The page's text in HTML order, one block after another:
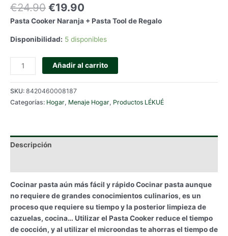
€24.90 El
precio
original
era:
€19.90
precio
es:
Pasta Cooker Naranja + Pasta Tool de Regalo
Disponibilidad: 5 disponibles
PASTA
COOKER
LEKUE
-
NUEVO
Añadir al carrito
SKU: 8420460008187
Categorías: Hogar, Menaje Hogar, Productos LÉKUÉ
Descripción
Cocinar pasta aún más fácil y rápido Cocinar pasta aunque
no requiere de grandes conocimientos culinarios, es un
proceso que requiere su tiempo y la posterior limpieza de
cazuelas, cocina… Utilizar el Pasta Cooker reduce el tiempo
de cocción, y al utilizar el microondas te ahorras el tiempo de